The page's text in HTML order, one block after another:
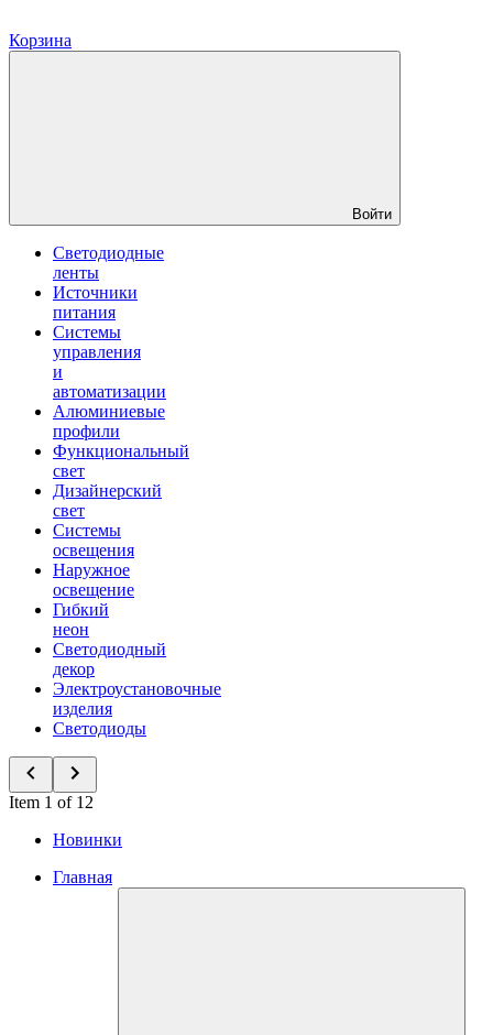
Корзина
Войти
Светодиодные
ленты
Источники
питания
Системы
управления
и
автоматизации
Алюминиевые
профили
Функциональный
свет
Дизайнерский
свет
Системы
освещения
Наружное
освещение
Гибкий
неон
Светодиодный
декор
Электроустановочные
изделия
Светодиоды
Item 1 of 12
Новинки
Главная